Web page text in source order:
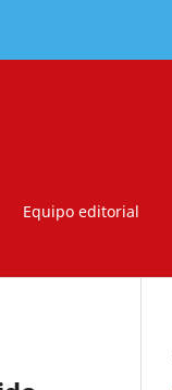
Equipo editorial